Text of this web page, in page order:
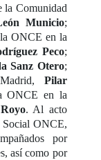
la Comunidad
Municio;
ONCE en la
Peco;
Sanz Otero;
Pilar
ONCE en la
. Al acto
Social ONCE,
por
así como por